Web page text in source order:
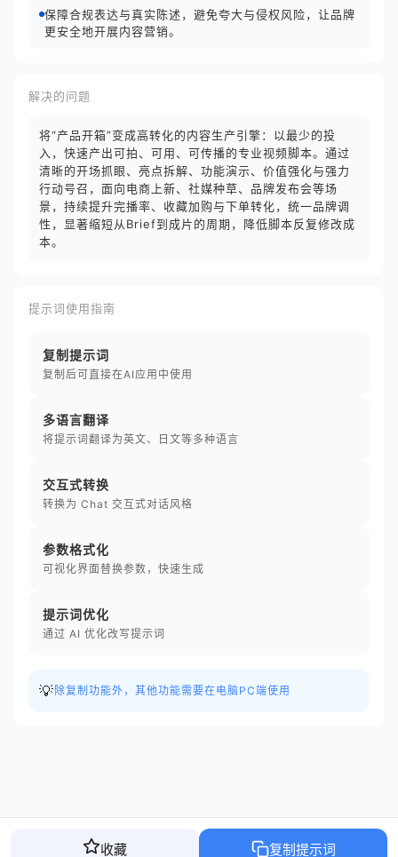
保障合规表达与真实陈述，避免夸大与侵权风险，让品牌
更安全地开展内容营销。
解决的问题
将“产品开箱”变成高转化的内容生产引擎：以最少的投
入，快速产出可拍、可用、可传播的专业视频脚本。通过
清晰的开场抓眼、亮点拆解、功能演示、价值强化与强力
行动号召，面向电商上新、社媒种草、品牌发布会等场
景，持续提升完播率、收藏加购与下单转化，统一品牌调
性，显著缩短从Brief到成片的周期，降低脚本反复修改成
本。
提示词使用指南
复制提示词
复制后可直接在AI应用中使用
多语言翻译
将提示词翻译为英文、日文等多种语言
交互式转换
转换为 Chat 交互式对话风格
参数格式化
可视化界面替换参数，快速生成
提示词优化
通过 AI 优化改写提示词
💡 除复制功能外，其他功能需要在电脑PC端使用
收藏 复制提示词